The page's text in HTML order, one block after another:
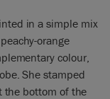
in a simple mix
orange
colour,
She stamped
the bottom of the